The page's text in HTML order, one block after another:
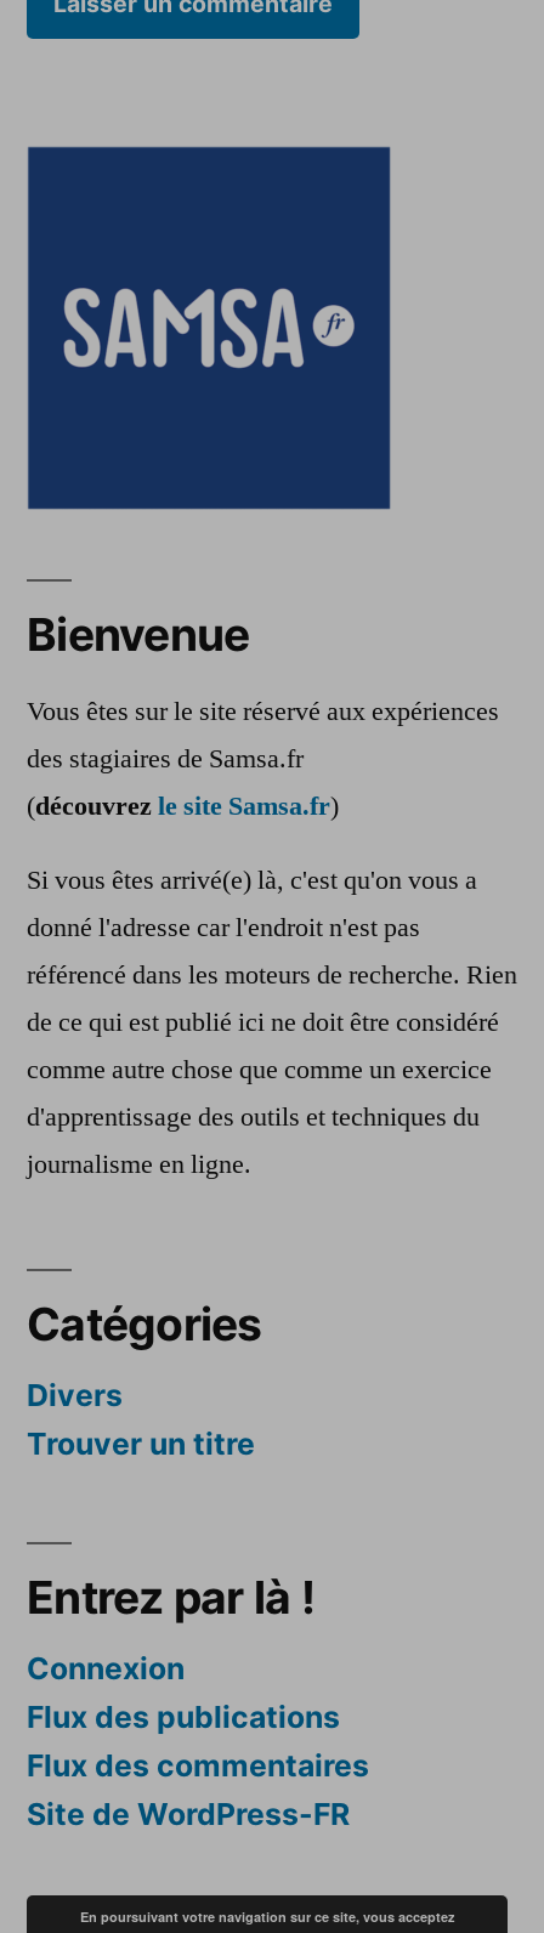
Bienvenue
Vous êtes sur le site réservé aux expériences
des stagiaires de Samsa.fr
(découvrezle site Samsa.fr)
Si vous êtes arrivé(e) là, c'est qu'on vous a
donné l'adresse car l'endroit n'est pas
référencé dans les moteurs de recherche. Rien
de ce qui est publié ici ne doit être considéré
comme autre chose que comme un exercice
d'apprentissage des outils et techniques du
journalisme en ligne.
Catégories
Divers
Trouver un titre
Entrez par là !
Connexion
Flux des publications
Flux des commentaires
Site de WordPress-FR
En poursuivant votre navigation sur ce site, vous acceptez